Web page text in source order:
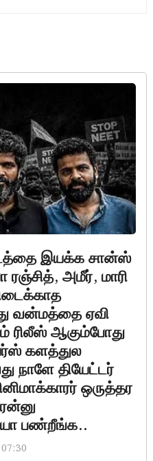
இயக்க சான்ஸ்
ரஞ்சித், அமீர், மாரி
வன்மத்தை ஏவி
ரிலீஸ் ஆகும்போது
களத்துல
நாளே தியேட்டர்
ஒருத்தர
பண்றீங்க..